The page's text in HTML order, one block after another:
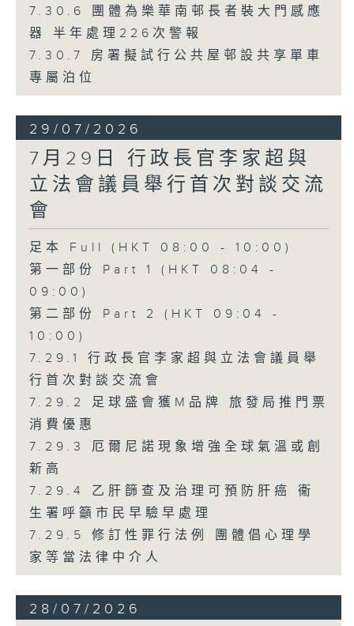
7.30.6 團體為樂華南邨長者裝大門感應
器 半年處理226次警報
7.30.7 房署擬試行公共屋邨設共享單車
專屬泊位
29/07/2026
7月29日 行政長官李家超與
立法會議員舉行首次對談交流
會
足本 Full (HKT 08:00 - 10:00)
第一部份 Part 1 (HKT 08:04 -
09:00)
第二部份 Part 2 (HKT 09:04 -
10:00)
7.29.1 行政長官李家超與立法會議員舉
行首次對談交流會
7.29.2 足球盛會獲M品牌 旅發局推門票
消費優惠
7.29.3 厄爾尼諾現象增強全球氣溫或創
新高
7.29.4 乙肝篩查及治理可預防肝癌 衞
生署呼籲市民早驗早處理
7.29.5 修訂性罪行法例 團體倡心理學
家等當法律中介人
28/07/2026